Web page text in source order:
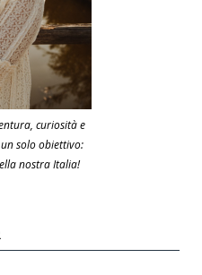
curiosità e
solo obiettivo:
nostra Italia!